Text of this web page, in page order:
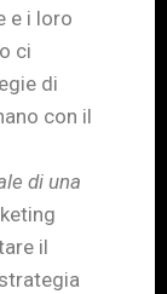
e i loro
ci
di
con il
di una
il